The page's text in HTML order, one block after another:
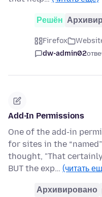
Решён
Firefox
dw-admin02
Add-In Permissions
One of the add-in
for sites in the
thought, "That
BUT the exp… (читать
Архивировано